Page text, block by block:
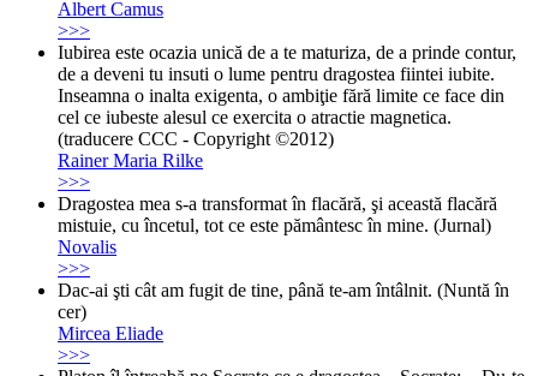
Albert Camus
>>>
Iubirea este ocazia unică de a te maturiza, de a prinde contur,
de a deveni tu insuti o lume pentru dragostea fiintei iubite.
Inseamna o inalta exigenta, o ambiţie fără limite ce face din
cel ce iubeste alesul ce exercita o atractie magnetica.
(traducere CCC - Copyright ©2012)
Rainer Maria Rilke
>>>
Dragostea mea s-a transformat în flacără, şi această flacără
mistuie, cu încetul, tot ce este pământesc în mine. (Jurnal)
Novalis
>>>
Dac-ai şti cât am fugit de tine, până te-am întâlnit. (Nuntă în
cer)
Mircea Eliade
>>>